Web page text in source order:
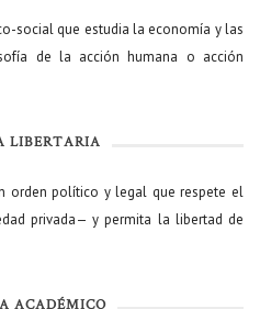
social que estudia la economía y las
de la acción humana o acción
LIBERTARIA
orden político y legal que respete el
privada— y permita la libertad de